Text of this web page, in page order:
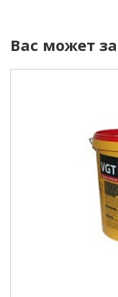
Вас может
область
для
домов из бревен,
также для
древесине и
различных
по формуле :